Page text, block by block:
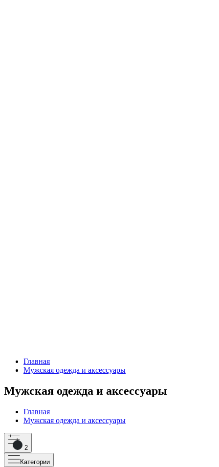
Главная
Мужская одежда и аксессуары
Мужская одежда и аксессуары
Главная
Мужская одежда и аксессуары
2
Категории